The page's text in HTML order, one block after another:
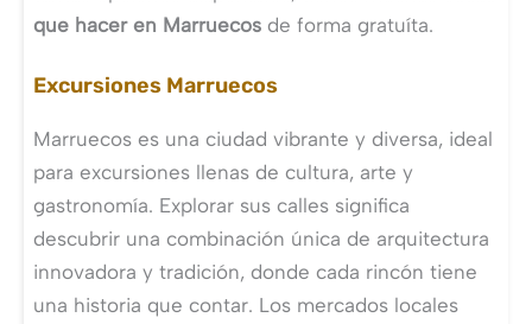
que hacer en Marruecos de forma gratuíta.
Excursiones Marruecos
Marruecos es una ciudad vibrante y diversa, ideal
para excursiones llenas de cultura, arte y
gastronomía. Explorar sus calles significa
descubrir una combinación única de arquitectura
innovadora y tradición, donde cada rincón tiene
una historia que contar. Los mercados locales